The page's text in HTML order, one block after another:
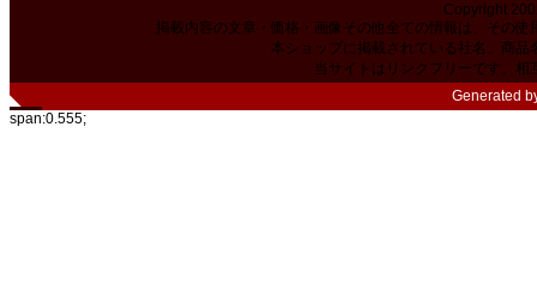
Copyright
掲載内容の文章・価格・画像その他全ての情報は、その
本ショップに掲載されている社名、商
当サイトはリンクフリーです。相
Generated
span:0.555;